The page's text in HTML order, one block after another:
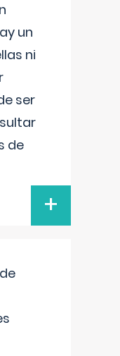
un
ni
ser
de
+